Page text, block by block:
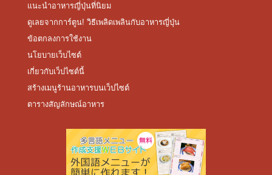
แนะนำอาหารญี่ปุ่นที่นิยม
ดูเลยจากการ์ตูน! วิธีเพลิดเพลินกับอาหารญี่ปุ่น
ข้อตกลงการใช้งาน
นโยบายเว็บไซต์
เกี่ยวกับเว็ปไซต์นี้
สร้างเมนูร้านอาหารบนเว็ปไซต์
ตารางสัญลักษณ์อาหาร